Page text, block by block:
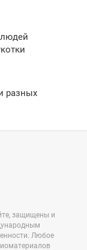
разных
защищены и
Любое